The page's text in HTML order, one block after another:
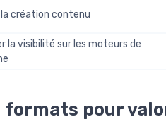
la création contenu
la visibilité sur les moteurs de
formats pour